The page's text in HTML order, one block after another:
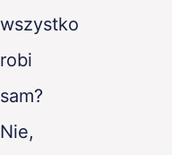
wszystko
robi
sam?
Nie,